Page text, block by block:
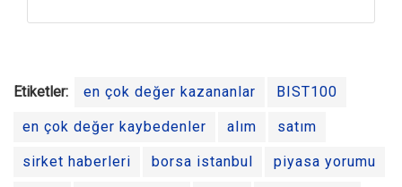
Etiketler: en çok değer kazananlar BIST100
en çok değer kaybedenler alım satım
sirket haberleri borsa istanbul piyasa yorumu